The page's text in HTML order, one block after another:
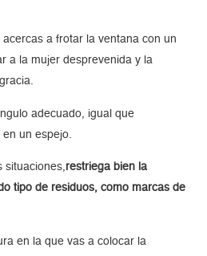
a frotar la ventana con un
a la mujer desprevenida y la
adecuado, igual que
un espejo.
situaciones,restriega bien la
tipo de residuos, como marcas de
en la que vas a colocar la